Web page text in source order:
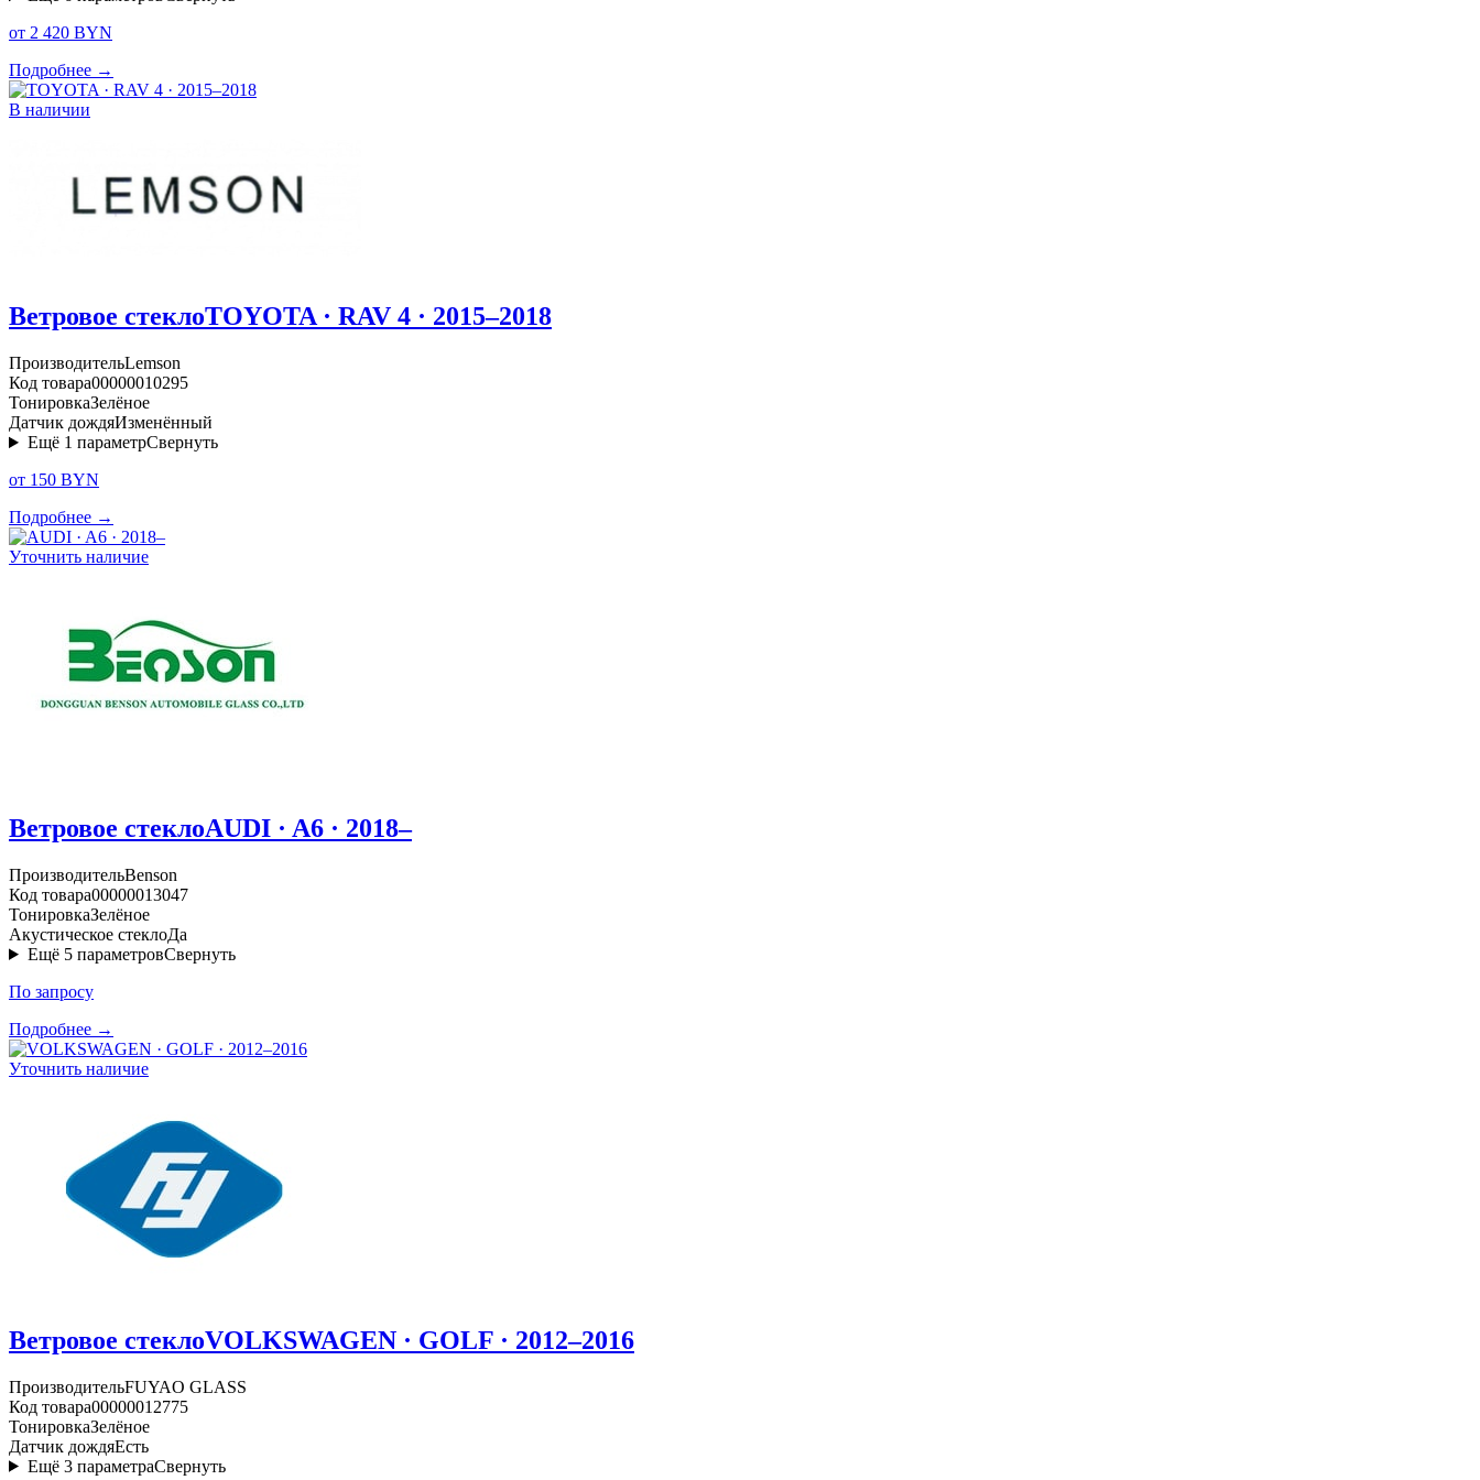
от 2 420 BYN
Подробнее →
В наличии
Ветровое стеклоTOYOTA · RAV 4 · 2015–2018
ПроизводительLemson
Код товара00000010295
ТонировкаЗелёное
Датчик дождяИзменённый
Ещё 1 параметрСвернуть
от 150 BYN
Подробнее →
Уточнить наличие
Ветровое стеклоAUDI · A6 · 2018–
ПроизводительBenson
Код товара00000013047
ТонировкаЗелёное
Акустическое стеклоДа
Ещё 5 параметровСвернуть
По запросу
Подробнее →
Уточнить наличие
Ветровое стеклоVOLKSWAGEN · GOLF · 2012–2016
ПроизводительFUYAO GLASS
Код товара00000012775
ТонировкаЗелёное
Датчик дождяЕсть
Ещё 3 параметраСвернуть